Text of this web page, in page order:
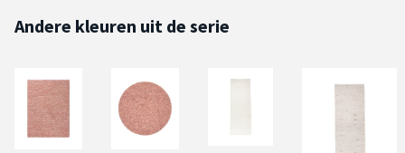
Andere kleuren uit de serie